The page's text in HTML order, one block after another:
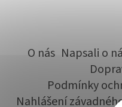
O nás Napsali o
Podmínky
Nahlášení